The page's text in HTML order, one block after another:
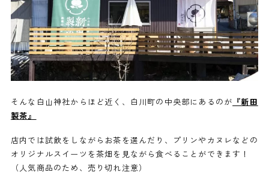
そんな白山神社からほど近く、白川町の中央部にあるのが 『新田
製茶』
店内では試飲をしながらお茶を選んだり、プリンやカヌレなどの
オリジナルスイーツを茶畑を見ながら食べることができます！
（人気商品のため、売り切れ注意）